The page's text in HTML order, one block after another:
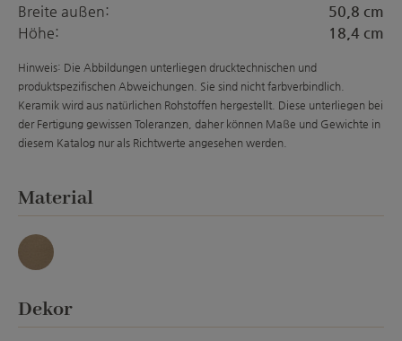
Breite außen:
50,8 cm
Höhe:
18,4 cm
Hinweis: Die Abbildungen unterliegen drucktechnischen und
produktspezifischen Abweichungen. Sie sind nicht farbverbindlich.
Keramik wird aus natürlichen Rohstoffen hergestellt. Diese unterliegen bei
der Fertigung gewissen Toleranzen, daher können Maße und Gewichte in
diesem Katalog nur als Richtwerte angesehen werden.
Materialauswählen
umbra
Dekorauswählen